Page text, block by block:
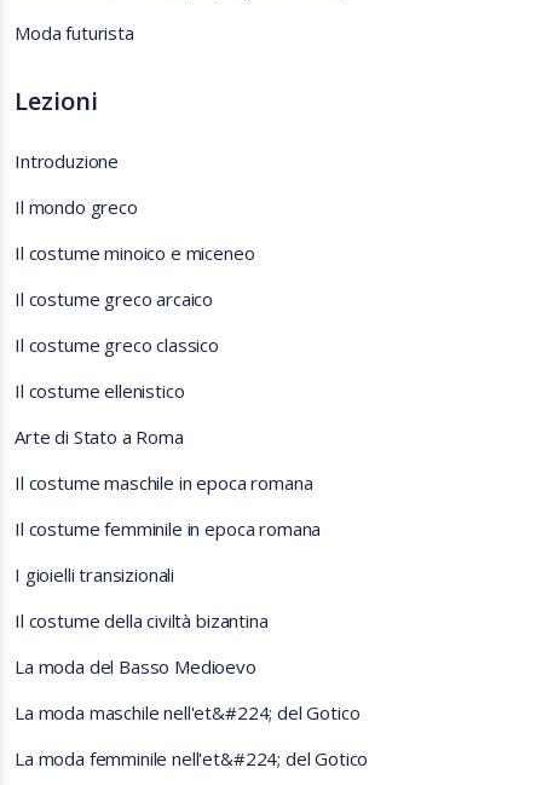
Moda futurista
Lezioni
Introduzione
Il mondo greco
Il costume minoico e miceneo
Il costume greco arcaico
Il costume greco classico
Il costume ellenistico
Arte di Stato a Roma
Il costume maschile in epoca romana
Il costume femminile in epoca romana
I gioielli transizionali
Il costume della civiltà bizantina
La moda del Basso Medioevo
La moda maschile nell'et&#224; del Gotico
La moda femminile nell'et&#224; del Gotico